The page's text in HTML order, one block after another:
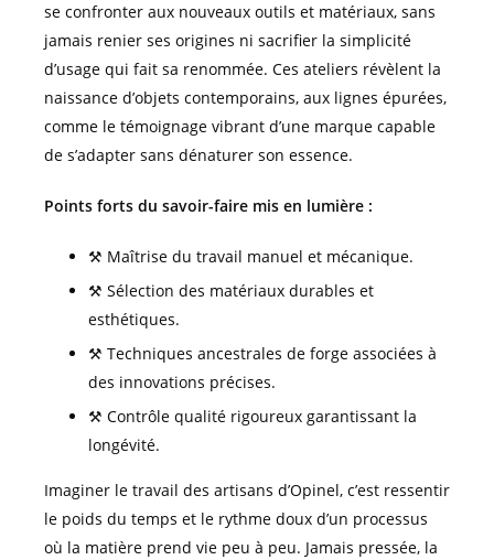
se confronter aux nouveaux outils et matériaux, sans
jamais renier ses origines ni sacrifier la simplicité
d’usage qui fait sa renommée. Ces ateliers révèlent la
naissance d’objets contemporains, aux lignes épurées,
comme le témoignage vibrant d’une marque capable
de s’adapter sans dénaturer son essence.
Points forts du savoir-faire mis en lumière :
⚒️ Maîtrise du travail manuel et mécanique.
⚒️ Sélection des matériaux durables et
esthétiques.
⚒️ Techniques ancestrales de forge associées à
des innovations précises.
⚒️ Contrôle qualité rigoureux garantissant la
longévité.
Imaginer le travail des artisans d’Opinel, c’est ressentir
le poids du temps et le rythme doux d’un processus
où la matière prend vie peu à peu. Jamais pressée, la